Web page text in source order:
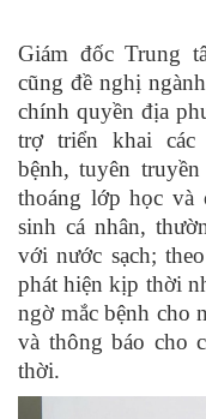
Giám đốc Trung
cũng đề nghị
chính quyền địa
trợ triển khai các
bệnh, tuyên truyền
thoáng lớp học và
sinh cá nhân,
với nước sạch;
phát hiện kịp thời
ngờ mắc bệnh cho
và thông báo cho
thời.